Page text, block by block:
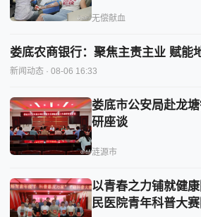
无偿献血
娄底农商银行：聚焦主责主业 赋能
新闻动态 · 08-06 16:33
娄底市公安局赴龙
研座谈
涟源市
以青春之力铺就健康防线 娄底
民医院青年科普大